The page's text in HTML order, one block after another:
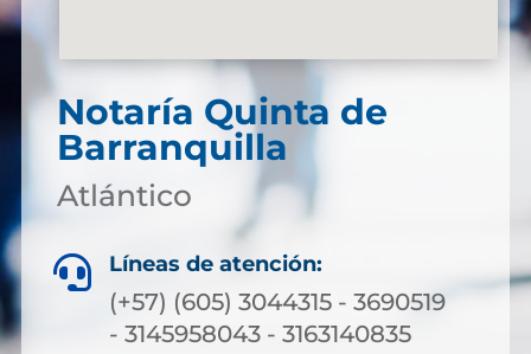
Notaría Quinta de
Barranquilla
Atlántico
 Líneas de atención:
(+57) (605) 3044315 - 3690519
- 3145958043 - 3163140835